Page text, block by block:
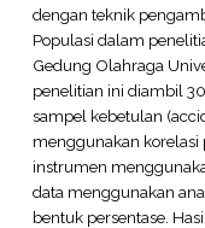
dengan teknik
Populasi dalam
Gedung Olahraga
penelitian ini diambil
sampel kebetulan
menggunakan
instrumen
data menggunakan
bentuk persentase.